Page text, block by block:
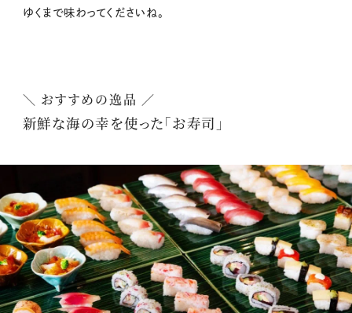
ゆくまで味わってくださいね。
＼ おすすめの逸品 ／
新鮮な海の幸を使った「お寿司」